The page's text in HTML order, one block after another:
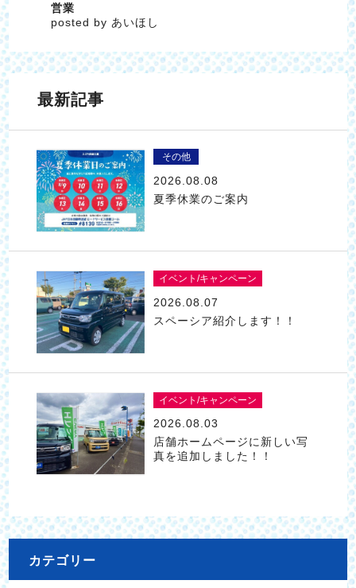
営業
posted by あいほし
最新記事
その他
2026.08.08
夏季休業のご案内
イベント/キャンペーン
2026.08.07
スペーシア紹介します！！
イベント/キャンペーン
2026.08.03
店舗ホームページに新しい写
真を追加しました！！
カテゴリー